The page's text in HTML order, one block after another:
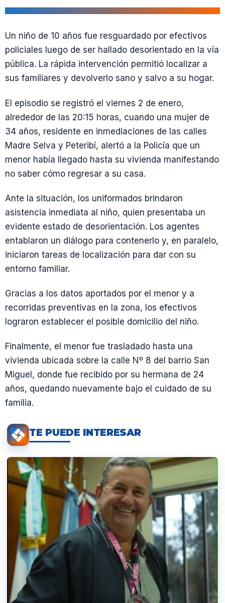
Un niño de 10 años fue resguardado por efectivos
policiales luego de ser hallado desorientado en la vía
pública. La rápida intervención permitió localizar a
sus familiares y devolverlo sano y salvo a su hogar.
El episodio se registró el viernes 2 de enero,
alrededor de las 20:15 horas, cuando una mujer de
34 años, residente en inmediaciones de las calles
Madre Selva y Peteribí, alertó a la Policía que un
menor había llegado hasta su vivienda manifestando
no saber cómo regresar a su casa.
Ante la situación, los uniformados brindaron
asistencia inmediata al niño, quien presentaba un
evidente estado de desorientación. Los agentes
entablaron un diálogo para contenerlo y, en paralelo,
iniciaron tareas de localización para dar con su
entorno familiar.
Gracias a los datos aportados por el menor y a
recorridas preventivas en la zona, los efectivos
lograron establecer el posible domicilio del niño.
Finalmente, el menor fue trasladado hasta una
vivienda ubicada sobre la calle Nº 8 del barrio San
Miguel, donde fue recibido por su hermana de 24
años, quedando nuevamente bajo el cuidado de su
familia.
TE PUEDE INTERESAR